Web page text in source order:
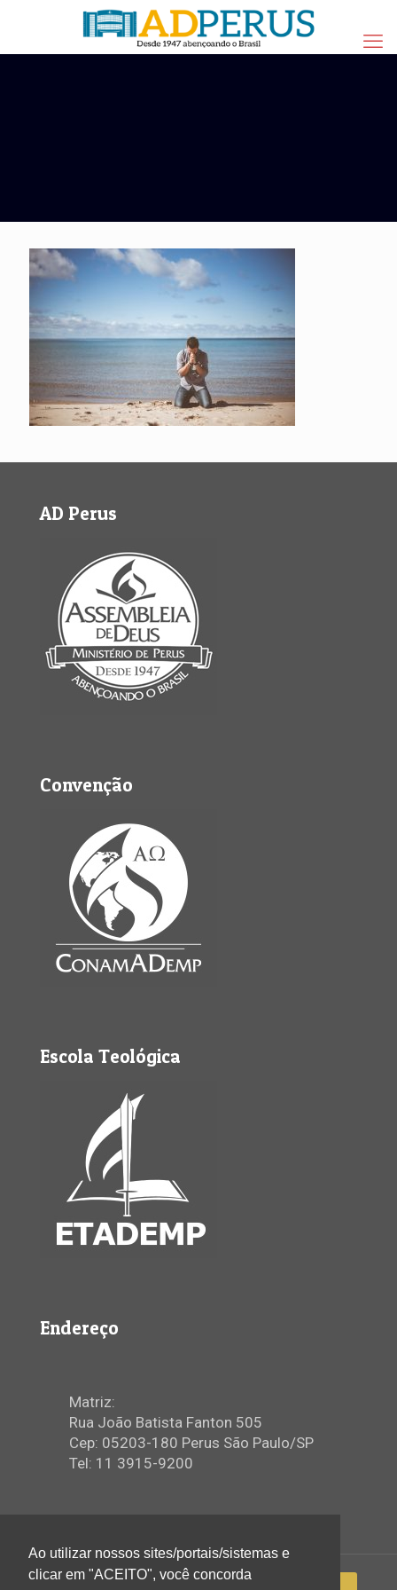
AD Perus
Convenção
Escola Teológica
Endereço
Matriz:
Rua João Batista Fanton 505
Cep: 05203-180 Perus São Paulo/SP
Tel: 11 3915-9200
Ao utilizar nossos sites/portais/sistemas e
clicar em "ACEITO", você concorda